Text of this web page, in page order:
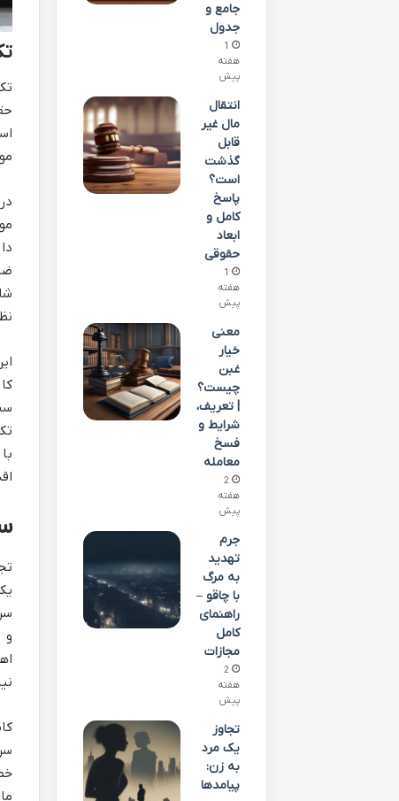
و
جامع و
جدول
1
هفته
پیش
انتقال
مال غیر
قابل
گذشت
است؟
پاسخ
کامل و
ابعاد
حقوقی
1
هفته
پیش
معنی
خیار
غبن
چیست؟
| تعریف،
شرایط و
فسخ
معامله
2
هفته
پیش
جرم
تهدید
به مرگ
با چاقو –
راهنمای
کامل
مجازات
2
هفته
پیش
تجاوز
یک مرد
به زن:
پیامدها